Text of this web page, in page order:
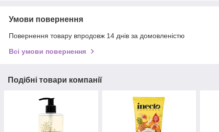
Умови повернення
Повернення товару впродовж 14 днів за домовленістю
Всі умови повернення
Подібні товари компанії